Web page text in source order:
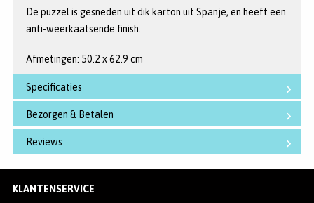
De puzzel is gesneden uit dik karton uit Spanje, en heeft een
anti-weerkaatsende finish.
Afmetingen: 50.2 x 62.9 cm
Specificaties
Bezorgen & Betalen
Reviews
KLANTENSERVICE